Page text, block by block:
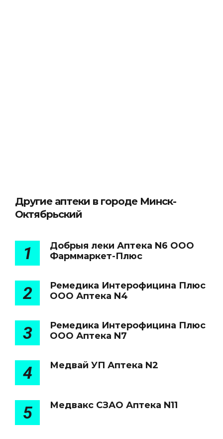
Другие аптеки в городе Минск-
Октябрьский
1
Добрыя леки Аптека N6 ООО
Фарммаркет-Плюс
2
Ремедика Интерофицина Плюс
ООО Аптека N4
3
Ремедика Интерофицина Плюс
ООО Аптека N7
4 Медвай УП Аптека N2
5 Медвакс СЗАО Аптека N11